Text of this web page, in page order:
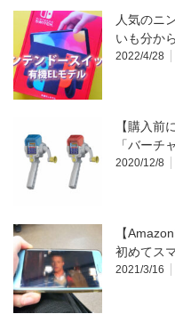
人気のニ
いも分か
2022/4/28
【購入前
「バーチ
2020/12/8
【
初めてス
2021/3/16